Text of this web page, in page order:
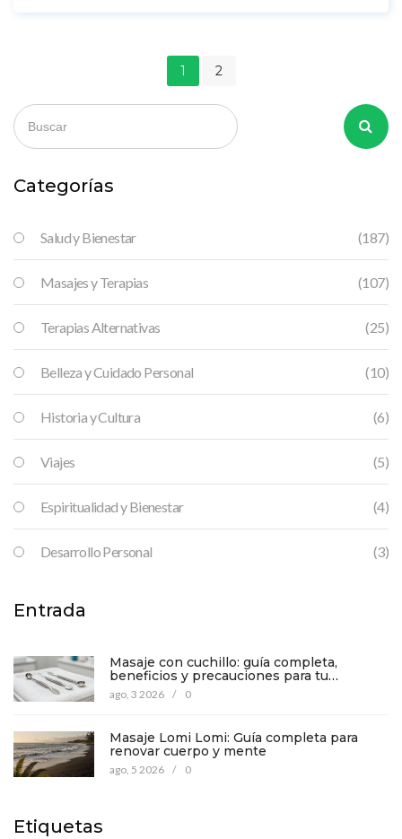
diaria. ¿Estás listo para comenzar tu viaje hacia un estado de
equilibrio y armonía interna? No te pierdas este fascinante
artículo.
1 2
Categorías
Salud y Bienestar (187)
Masajes y Terapias (107)
Terapias Alternativas (25)
Belleza y Cuidado Personal (10)
Historia y Cultura (6)
Viajes (5)
Espiritualidad y Bienestar (4)
Desarrollo Personal (3)
Entrada
Masaje con cuchillo: guía completa,
beneficios y precauciones para tu
bienestar
ago, 3 2026 / 0
Masaje Lomi Lomi: Guía completa para
renovar cuerpo y mente
ago, 5 2026 / 0
Etiquetas